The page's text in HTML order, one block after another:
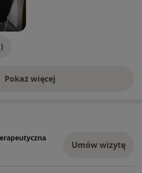
Pokaż więcejo doświadczeniu
Umów wizytę